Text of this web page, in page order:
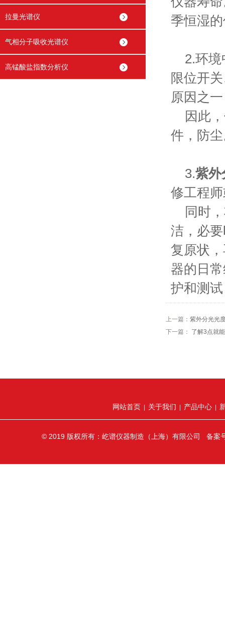
拉曼光谱仪
气相分子吸收光谱仪
高锰酸盐指数分析仪
季恒湿
2.环境
限位开
原因之
因此，
件，防
3.紫外
修工程
同时，
洁，必
复原状
器的日
护和测
上一篇： 紫外分光光
下一篇：
了解3点就
网站首页 关于我们 产品中心|
© 2019 版权所有：屹谱仪器制造（上海）有限公司 备案